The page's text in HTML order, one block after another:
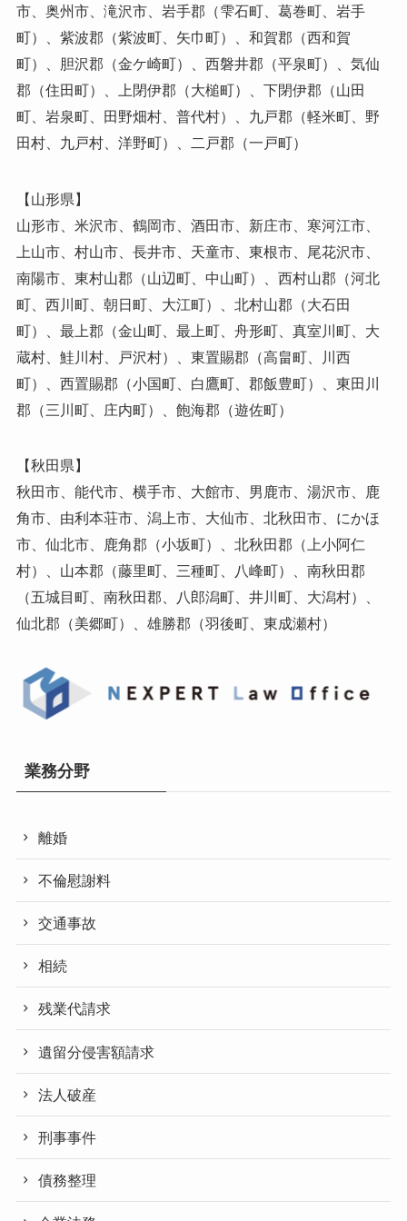
市、奥州市、滝沢市、岩手郡（雫石町、葛巻町、岩手
町）、紫波郡（紫波町、矢巾町）、和賀郡（西和賀
町）、胆沢郡（金ケ崎町）、西磐井郡（平泉町）、気仙
郡（住田町）、上閉伊郡（大槌町）、下閉伊郡（山田
町、岩泉町、田野畑村、普代村）、九戸郡（軽米町、野
田村、九戸村、洋野町）、二戸郡（一戸町）
【山形県】
山形市、米沢市、鶴岡市、酒田市、新庄市、寒河江市、
上山市、村山市、長井市、天童市、東根市、尾花沢市、
南陽市、東村山郡（山辺町、中山町）、西村山郡（河北
町、西川町、朝日町、大江町）、北村山郡（大石田
町）、最上郡（金山町、最上町、舟形町、真室川町、大
蔵村、鮭川村、戸沢村）、東置賜郡（高畠町、川西
町）、西置賜郡（小国町、白鷹町、郡飯豊町）、東田川
郡（三川町、庄内町）、飽海郡（遊佐町）
【秋田県】
秋田市、能代市、横手市、大館市、男鹿市、湯沢市、鹿
角市、由利本荘市、潟上市、大仙市、北秋田市、にかほ
市、仙北市、鹿角郡（小坂町）、北秋田郡（上小阿仁
村）、山本郡（藤里町、三種町、八峰町）、南秋田郡
（五城目町、南秋田郡、八郎潟町、井川町、大潟村）、
仙北郡（美郷町）、雄勝郡（羽後町、東成瀬村）
業務分野
離婚
不倫慰謝料
交通事故
相続
残業代請求
遺留分侵害額請求
法人破産
刑事事件
債務整理